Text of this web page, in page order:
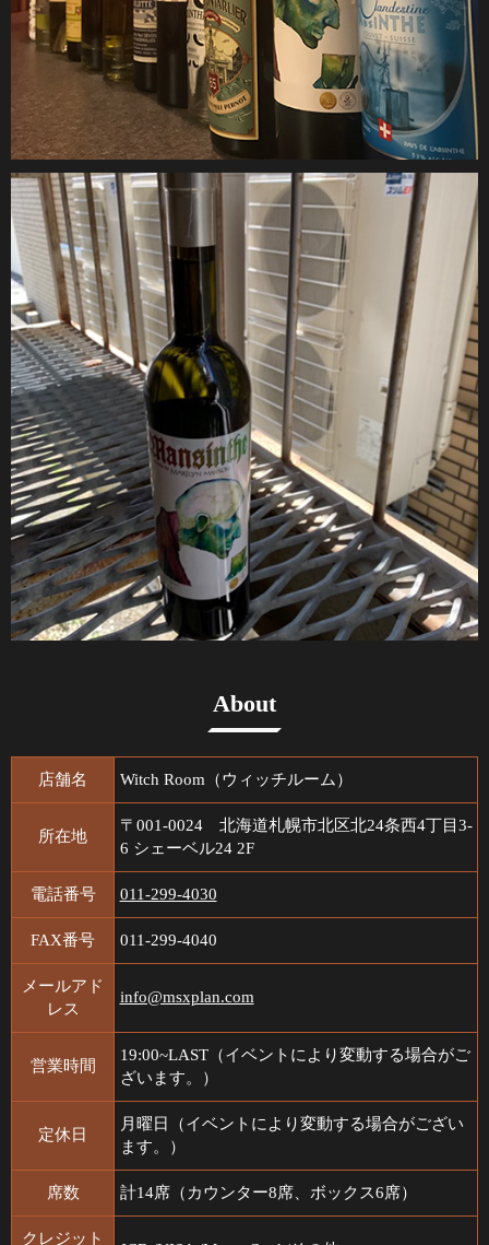
About
店舗名 Witch Room（ウィッチルーム）
所在地
〒001-0024 北海道札幌市北区北24条西4丁目3-
6 シェーベル24 2F
電話番号 011-299-4030
FAX番号 011-299-4040
メールアド
レス
info@msxplan.com
営業時間
19:00~LAST（イベントにより変動する場合がご
ざいます。）
定休日
月曜日（イベントにより変動する場合がござい
ます。）
席数 計14席（カウンター8席、ボックス6席）
クレジット